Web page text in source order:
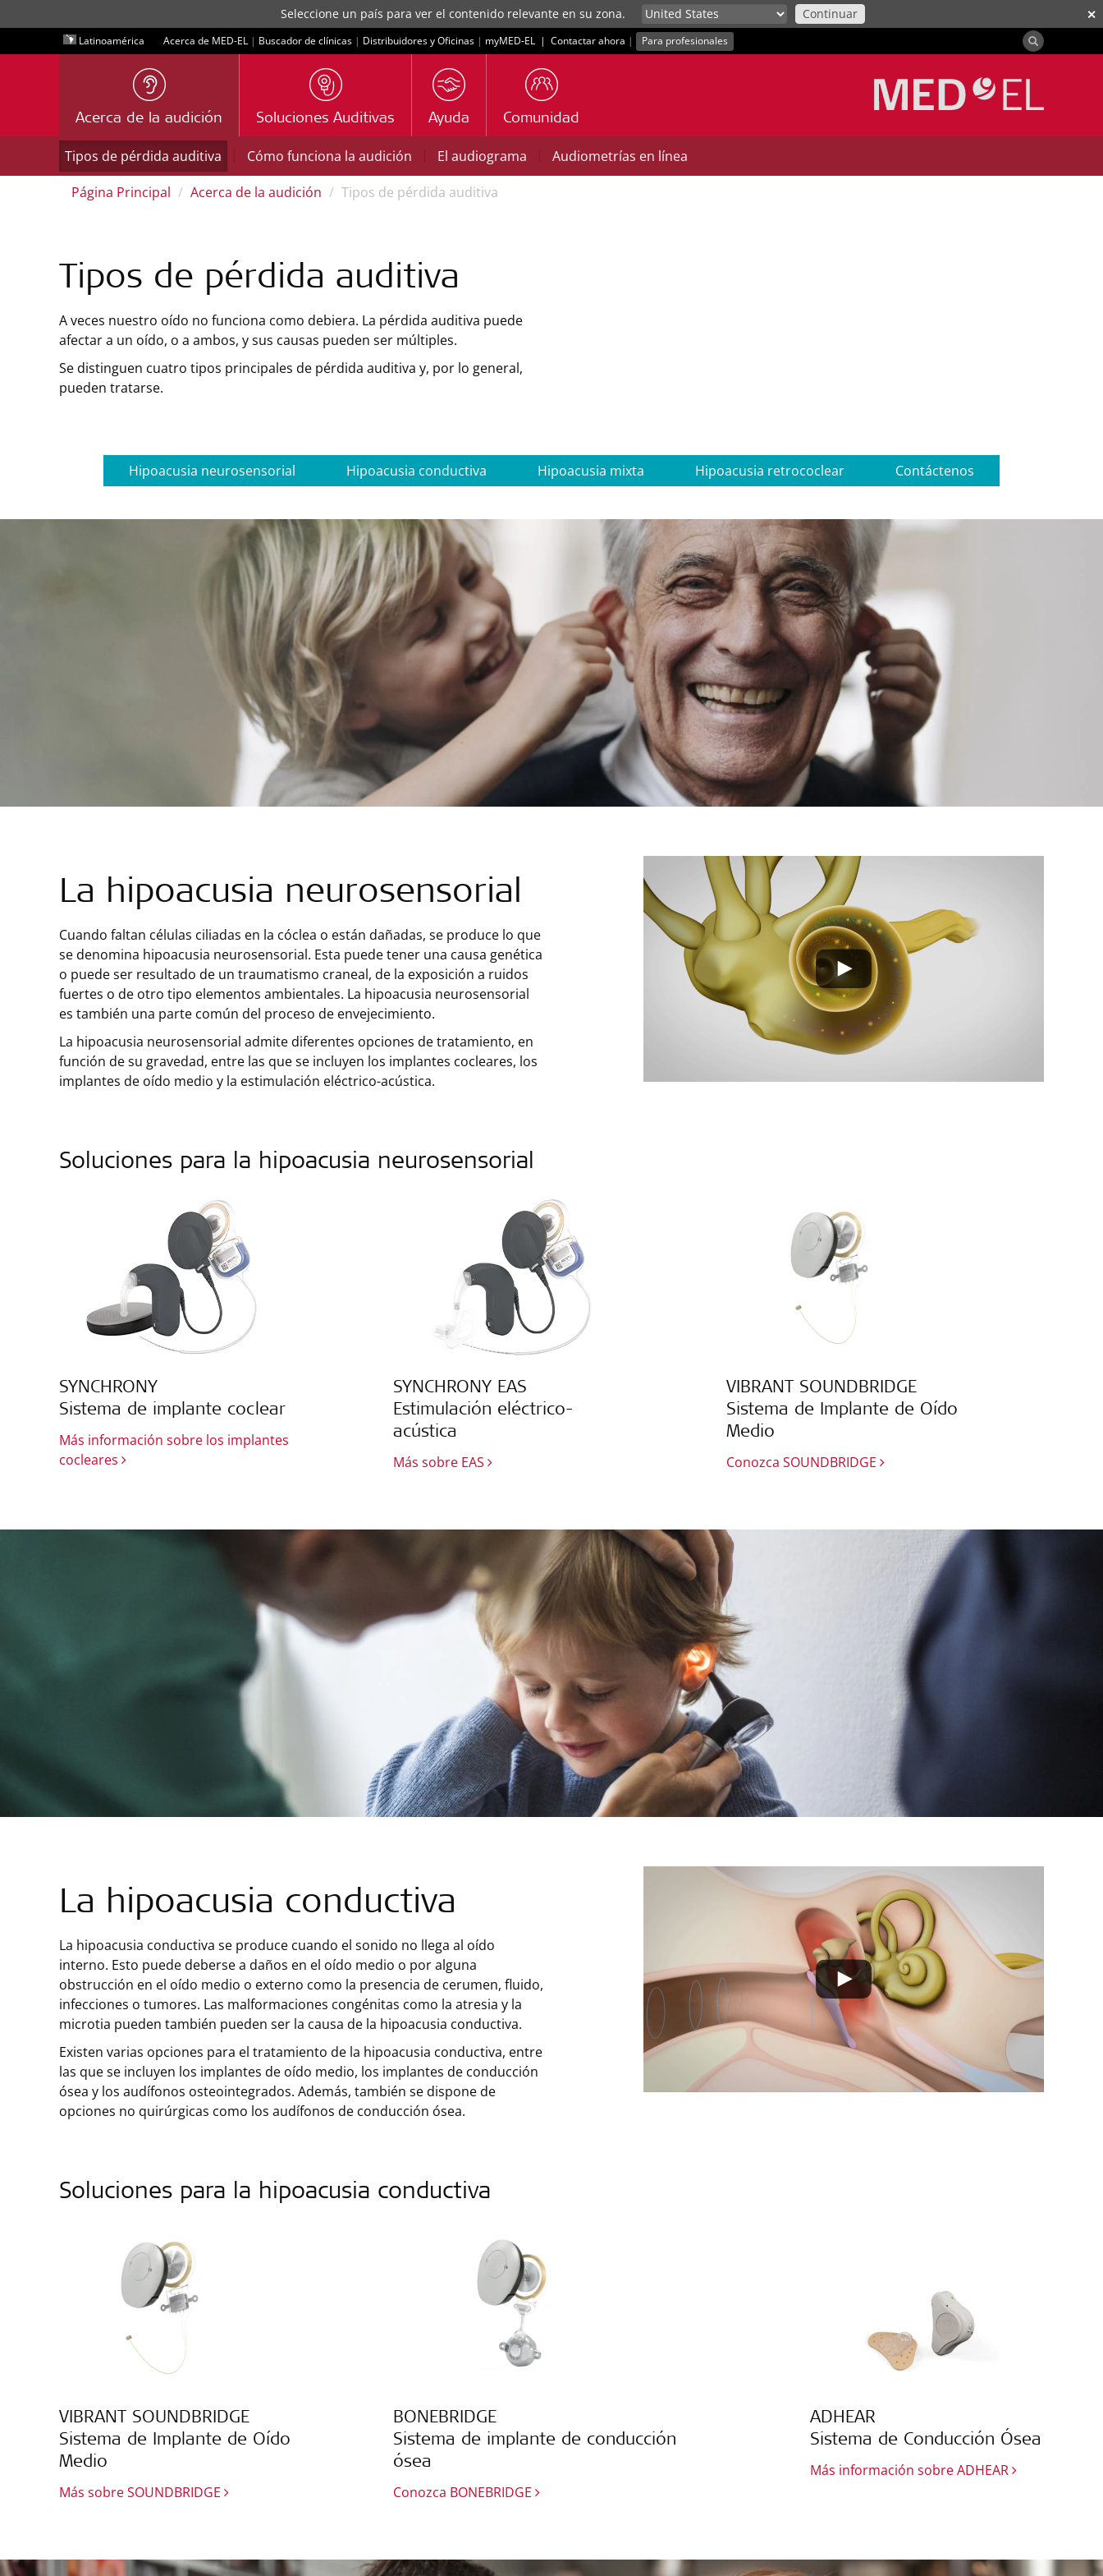
✕
Seleccione un país para ver el contenido relevante en su zona. Continuar
Latinoamérica Acerca de MED-EL | Buscador de clínicas | Distribuidores y Oficinas | myMED‑EL | Contactar ahora | Para profesionales
Acerca de la audición Soluciones Auditivas Ayuda Comunidad
Tipos de pérdida auditiva | Cómo funciona la audición | El audiograma |
Audiometrías en línea
Página Principal
Acerca de la audición Tipos de pérdida auditiva
Tipos de pérdida auditiva
A veces nuestro oído no funciona como debiera. La pérdida auditiva puede
afectar a un oído, o a ambos, y sus causas pueden ser múltiples.
Se distinguen cuatro tipos principales de pérdida auditiva y, por lo general,
pueden tratarse.
Hipoacusia neurosensorial Hipoacusia conductiva Hipoacusia mixta Hipoacusia retrococlear Contáctenos
La hipoacusia neurosensorial
Cuando faltan células ciliadas en la cóclea o están dañadas, se produce lo que
se denomina hipoacusia neurosensorial. Esta puede tener una causa genética
o puede ser resultado de un traumatismo craneal, de la exposición a ruidos
fuertes o de otro tipo elementos ambientales. La hipoacusia neurosensorial
es también una parte común del proceso de envejecimiento.
La hipoacusia neurosensorial admite diferentes opciones de tratamiento, en
función de su gravedad, entre las que se incluyen los implantes cocleares, los
implantes de oído medio y la estimulación eléctrico-acústica.
Soluciones para la hipoacusia neurosensorial
SYNCHRONY
Sistema de implante coclear
Más información sobre los implantes
cocleares
SYNCHRONY EAS
Estimulación eléctrico-
acústica
Más sobre EAS
VIBRANT SOUNDBRIDGE
Sistema de Implante de Oído
Medio
Conozca SOUNDBRIDGE
La hipoacusia conductiva
La hipoacusia conductiva se produce cuando el sonido no llega al oído
interno. Esto puede deberse a daños en el oído medio o por alguna
obstrucción en el oído medio o externo como la presencia de cerumen, fluido,
infecciones o tumores. Las malformaciones congénitas como la atresia y la
microtia pueden también pueden ser la causa de la hipoacusia conductiva.
Existen varias opciones para el tratamiento de la hipoacusia conductiva, entre
las que se incluyen los implantes de oído medio, los implantes de conducción
ósea y los audífonos osteointegrados. Además, también se dispone de
opciones no quirúrgicas como los audífonos de conducción ósea.
Soluciones para la hipoacusia conductiva
VIBRANT SOUNDBRIDGE
Sistema de Implante de Oído
Medio
Más sobre SOUNDBRIDGE
BONEBRIDGE
Sistema de implante de conducción
ósea
Conozca BONEBRIDGE
ADHEAR
Sistema de Conducción Ósea
Más información sobre ADHEAR